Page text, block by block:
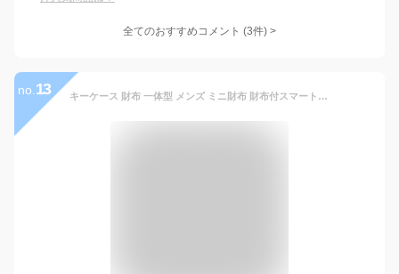
全てのおすすめコメント (3件) >
no. 13 キーケース 財布 一体型 メンズ ミニ財布 財布付スマートキーケース 小銭入れ カード 本革 三つ折り 使いやすい 実用的 スマートキー2個 AGILITY アジリティ コンパクトキーウォレット 0348